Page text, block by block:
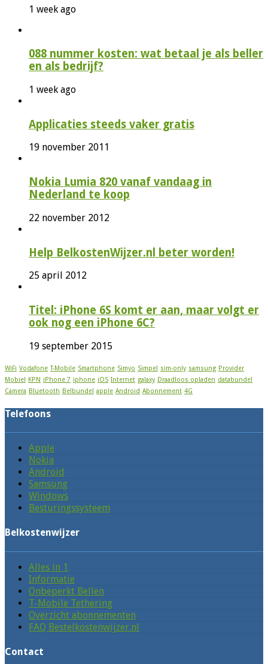
1 week ago
088 nummer kosten: wat betaal je als beller
en als bedrijf?
1 week ago
Applicaties steeds vaker gratis
19 november 2011
Nokia Lumia 820 vanaf vandaag in
Nederland te koop
22 november 2012
Help BelkostenWijzer.nl beter worden!
25 april 2012
Titel: iPhone 6S komt er aan, maar volgt er
ook nog een iPhone 6C?
19 september 2015
WiFi Vodafone T-Mobile Smartphone Simyo Simpel sim-only samsung Provider
Mobiel KPN iPhone 7 iphone iOS Internet galaxy Draadloos opladen databundel
Camera Bluetooth Belbundel apple Android Abonnement 4G
Telefoons
Apple
Nokia
Android
Samsung
Windows
Besturingssysteem
Belkostenwijzer
Alles in 1
Informatie
Onbeperkt Bellen
T-Mobile Tethering
Overzicht abonnementen
FAQ Bestelkostenwijzer.nl
Contact